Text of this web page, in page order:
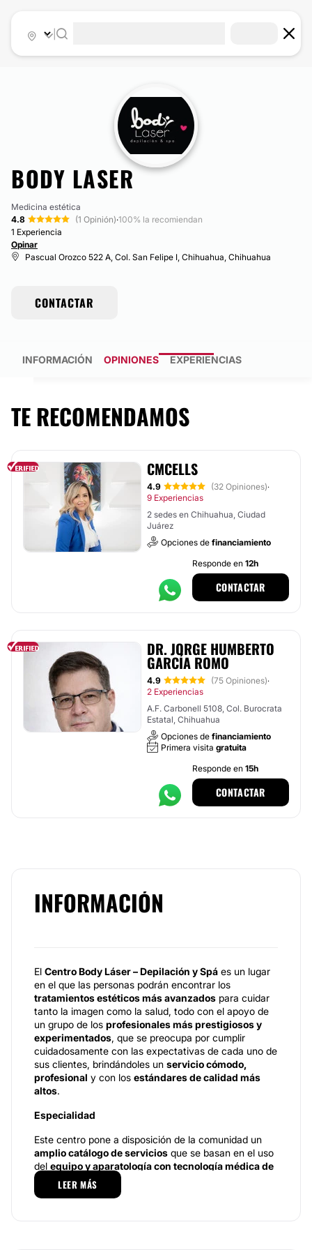
BODY LASER
Medicina estética
4.8
(1 Opinión)·100% la recomiendan
1 Experiencia
Opinar
Pascual Orozco 522 A, Col. San Felipe I, Chihuahua, Chihuahua
CONTACTAR
INFORMACIÓN OPINIONES EXPERIENCIAS
TE RECOMENDAMOS
CMCELLS
4.9 (32 Opiniones)·
9 Experiencias
2 sedes en Chihuahua, Ciudad
Juárez
Opciones de financiamiento
Responde en 12h
CONTACTAR
DR. JORGE HUMBERTO
GARCÍA ROMO
4.9 (75 Opiniones)·
2 Experiencias
A.F. Carbonell 5108, Col. Burocrata
Estatal, Chihuahua
Opciones de financiamiento
Primera visita gratuita
Responde en 15h
CONTACTAR
INFORMACIÓN
El Centro Body Láser – Depilación y Spá es un lugar
en el que las personas podrán encontrar los
tratamientos estéticos más avanzados para cuidar
tanto la imagen como la salud, todo con el apoyo de
un grupo de los profesionales más prestigiosos y
experimentados, que se preocupa por cumplir
cuidadosamente con las expectativas de cada uno de
sus clientes, brindándoles un servicio cómodo,
profesional y con los estándares de calidad más
altos.
Especialidad
Este centro pone a disposición de la comunidad un
amplio catálogo de servicios que se basan en el uso
del equipo y aparatología con tecnología médica de
última generación que permite alcanzar los mejores
resultados y optimizar cada proceso médico. Por
LEER MÁS